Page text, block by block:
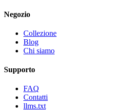
Negozio
Collezione
Blog
Chi siamo
Supporto
FAQ
Contatti
llms.txt